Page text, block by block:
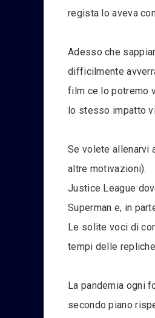
regista lo aveva
Adesso che
difficilmente
film ce lo potremo
lo stesso impatto
Se volete allenarvi
altre motivazioni).
Justice League
Superman e, in
Le solite voci di
tempi delle
La pandemia ogni
secondo piano